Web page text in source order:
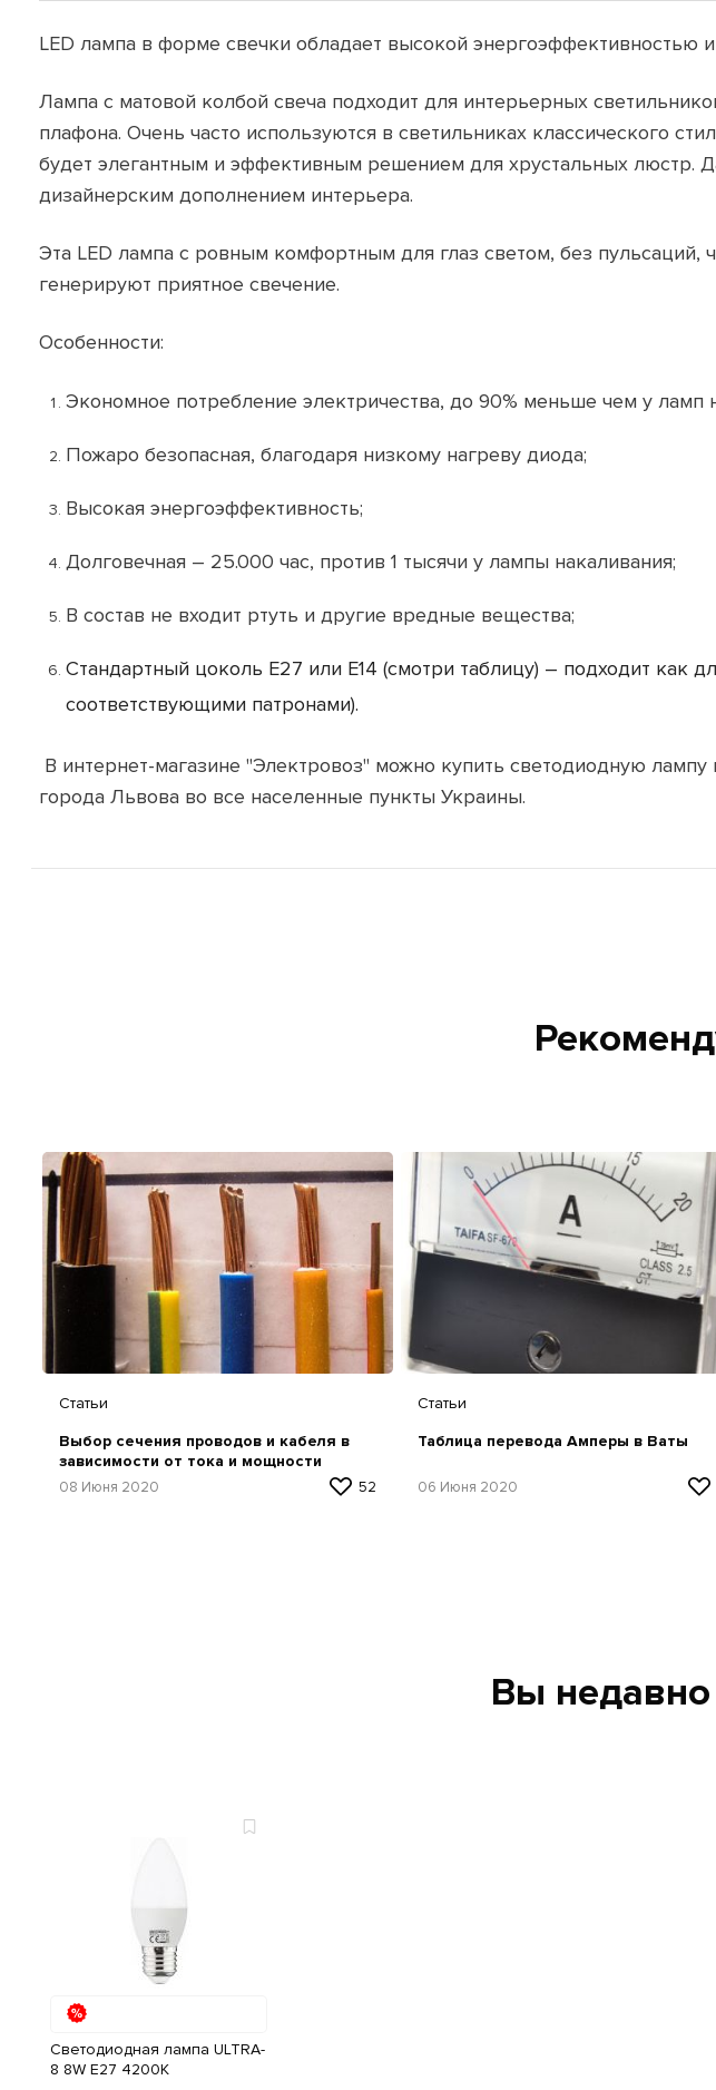
LED лампа в форме свечки обладает высокой энергоэффективностью и
Лампа с матовой колбой свеча подходит для интерьерных
плафона. Очень часто используются в светильниках классического
будет элегантным и эффективным решением для хрустальных люстр.
дизайнерским дополнением интерьера.
Эта LED лампа с ровным комфортным для глаз светом, без пульсаций,
генерируют приятное свечение.
Особенности:
Экономное потребление электричества, до 90% меньше чем у ламп
Пожаро безопасная, благодаря низкому нагреву диода;
Высокая энергоэффективность;
Долговечная – 25.000 час, против 1 тысячи у лампы накаливания;
В состав не входит ртуть и другие вредные вещества;
Стандартный цоколь Е27 или Е14 (смотри таблицу) – подходит как
соответствующими патронами).
В интернет-магазине "Электровоз" можно купить светодиодную
города Львова во все населенные пункты Украины.
Статьи
Выбор сечения проводов и кабеля в
зависимости от тока и мощности
08 Июня 2020 52
Статьи
Таблица перевода Амперы в Ваты
06 Июня 2020
Вы
Светодиодная лампа ULTRA-
8 8W E27 4200К